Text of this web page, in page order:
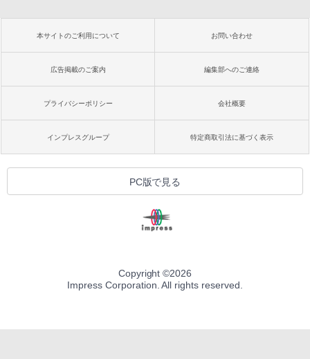
本サイトのご利用について お問い合わせ
広告掲載のご案内 編集部へのご連絡
プライバシーポリシー 会社概要
インプレスグループ 特定商取引法に基づく表示
PC版で見る
Copyright ©2026
Impress Corporation. All rights reserved.